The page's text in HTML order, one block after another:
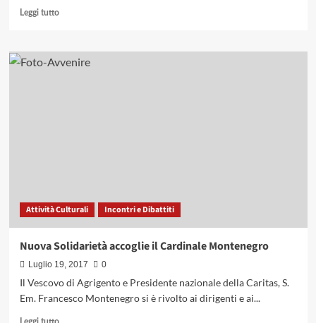
Leggi tuttoLeggi
su
San
Attività Culturali Incontri e Dibattiti
Nuova Solidarietà accoglie il Cardinale Montenegro
Luglio 19, 2017 0
Il Vescovo di Agrigento e Presidente nazionale della Caritas, S.
Em. Francesco Montenegro si è rivolto ai dirigenti e ai...
Leggi